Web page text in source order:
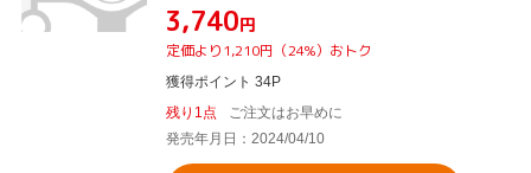
¥3,740円
定価より1,210円（24%）おトク
獲得ポイント 34P
残り1点
ご注文はお早めに
発売年月日：2024/04/10